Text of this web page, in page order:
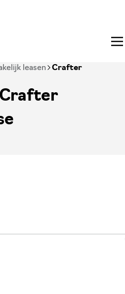
leasen Crafter